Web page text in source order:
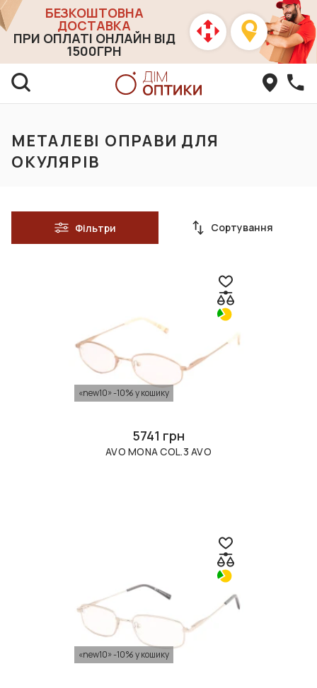
БЕЗКОШТОВНА
ДОСТАВКА
ПРИ ОПЛАТІ ОНЛАЙН ВІД
1500ГРН
МЕТАЛЕВІ ОПРАВИ ДЛЯ
ОКУЛЯРІВ
Фільтри Сортування
«new10» -10% у кошику
5741 грн
AVO MONA COL.3 AVO
«new10» -10% у кошику